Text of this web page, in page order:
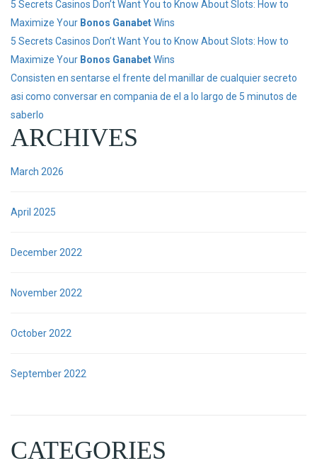
5 Secrets Casinos Don’t Want You to Know About Slots: How to
Maximize Your Bonos GanabetWins
5 Secrets Casinos Don’t Want You to Know About Slots: How to
Maximize Your Bonos GanabetWins
Consisten en sentarse el frente del manillar de cualquier secreto
asi como conversar en compania de el a lo largo de 5 minutos de
saberlo
ARCHIVES
March 2026
April 2025
December 2022
November 2022
October 2022
September 2022
CATEGORIES